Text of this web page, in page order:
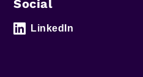
Social
LinkedIn